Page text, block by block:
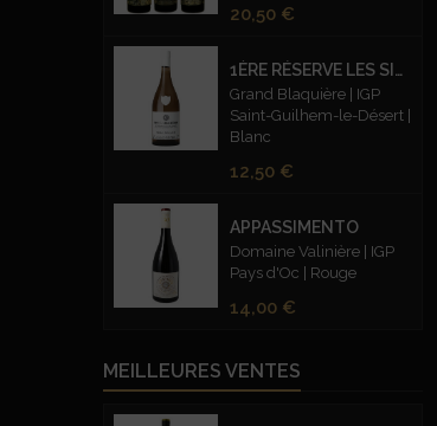
Prix
20,50 €
1ÈRE RÉSERVE LES SILEX FUMÉS BLANC
Grand Blaquière | IGP
Saint-Guilhem-le-Désert |
Blanc
Prix
12,50 €
APPASSIMENTO
Domaine Valinière | IGP
Pays d'Oc | Rouge
Prix
14,00 €
MEILLEURES VENTES